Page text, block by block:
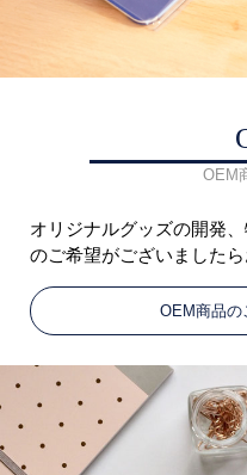
OEM
オリジナルグッズの開発
のご希望がございました
OEM商品の